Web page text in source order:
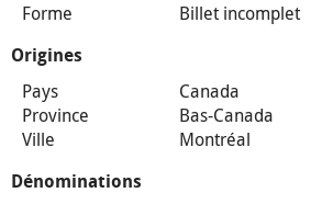
Forme
Billet incomplet
Origines
Pays
Canada
Province
Bas-Canada
Ville
Montréal
Dénominations